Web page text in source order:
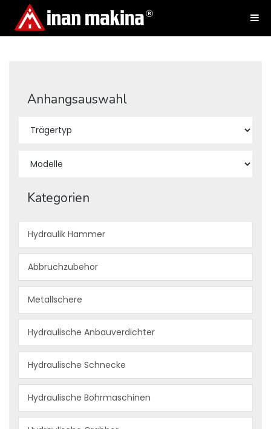
Anhangsauswahl
Kategorien
Hydraulik Hammer
Abbruchzubehor
Metallschere
Hydraulische Anbauverdichter
Hydraulische Schnecke
Hydraulische Bohrmaschinen